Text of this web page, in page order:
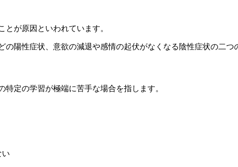
が原因といわれています。
陽性症状、意欲の減退や感情の起伏がなくなる陰性症状の二つ
定の学習が極端に苦手な場合を指します。